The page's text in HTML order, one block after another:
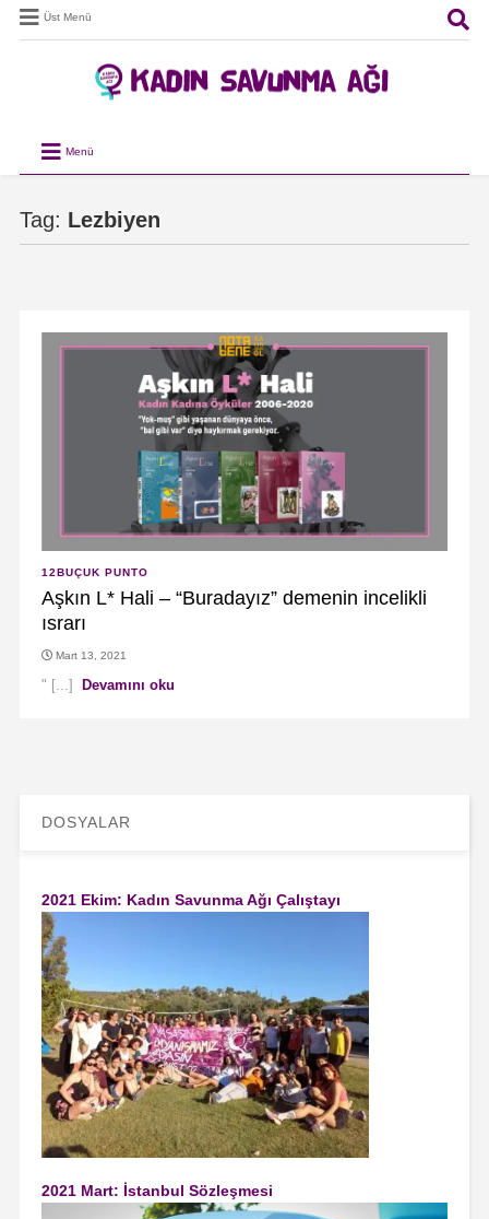
Üst Menü
Menü
Tag: Lezbiyen
12BUÇUK PUNTO
Aşkın L* Hali – “Buradayız” demenin incelikli
ısrarı
Mart 13, 2021
" [...] Devamını oku
DOSYALAR
2021 Ekim: Kadın Savunma Ağı Çalıştayı
2021 Mart: İstanbul Sözleşmesi